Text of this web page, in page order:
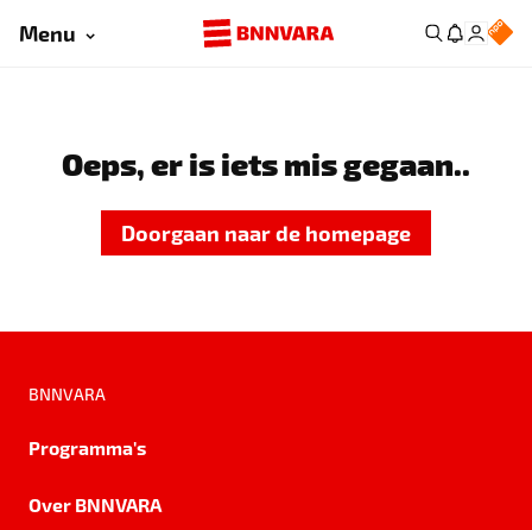
Menu
Oeps, er is iets mis gegaan..
Doorgaan naar de homepage
BNNVARA
Programma's
Over BNNVARA